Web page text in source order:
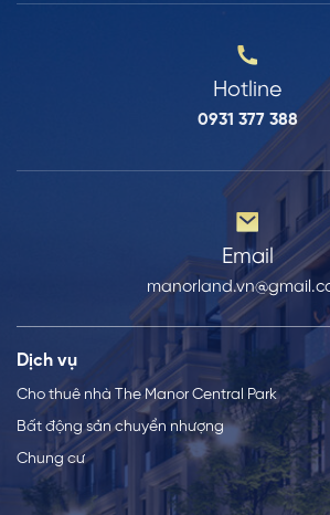
Hotline
0931 377 388
Email
Dịch vụ
Cho thuê nhà The Manor Central Park
Bất động sản chuyển nhượng
Chung cư